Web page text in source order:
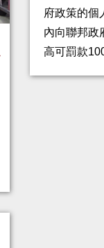
府政策的個
內向聯邦政
高可罰款